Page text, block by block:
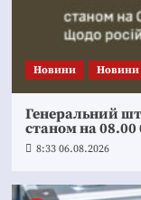
Новини Новини
Генеральний
станом на 08.00
8:33 06.08.2026